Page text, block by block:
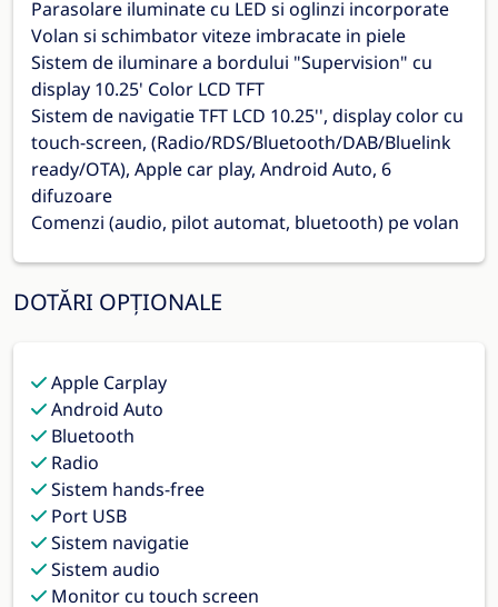
Parasolare iluminate cu LED si oglinzi incorporate
Volan si schimbator viteze imbracate in piele
Sistem de iluminare a bordului "Supervision" cu
display 10.25' Color LCD TFT
Sistem de navigatie TFT LCD 10.25'', display color cu
touch-screen, (Radio/RDS/Bluetooth/DAB/Bluelink
ready/OTA), Apple car play, Android Auto, 6
difuzoare
Comenzi (audio, pilot automat, bluetooth) pe volan
DOTĂRI OPȚIONALE
Apple Carplay
Android Auto
Bluetooth
Radio
Sistem hands-free
Port USB
Sistem navigatie
Sistem audio
Monitor cu touch screen